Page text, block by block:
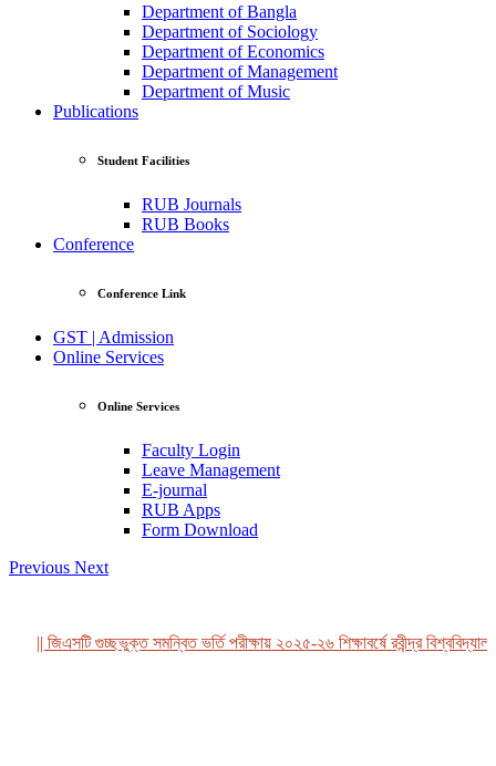
Department of Bangla
Department of Sociology
Department of Economics
Department of Management
Department of Music
Publications
Student Facilities
RUB Journals
RUB Books
Conference
Conference Link
GST | Admission
Online Services
Online Services
Faculty Login
Leave Management
E-journal
RUB Apps
Form Download
Previous Next
|| জিএসটি গুচ্ছভুক্ত সমন্বিত ভর্তি পরীক্ষায় ২০২৫-২৬ শিক্ষাবর্ষে রবীন্দ্র